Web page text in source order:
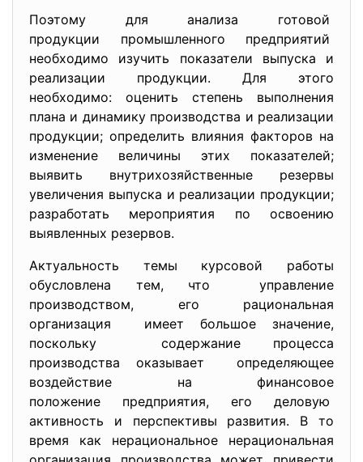
Поэтому для анализа готовой
продукции промышленного предприятий
необходимо изучить показатели выпуска и
реализации продукции. Для этого
необходимо: оценить степень выполнения
плана и динамику производства и реализации
продукции; определить влияния факторов на
изменение величины этих показателей;
выявить внутрихозяйственные резервы
увеличения выпуска и реализации продукции;
разработать мероприятия по освоению
выявленных резервов.
Актуальность темы курсовой работы
обусловлена тем, что управление
производством, его рациональная
организация имеет большое значение,
поскольку содержание процесса
производства оказывает определяющее
воздействие на финансовое
положение предприятия, его деловую
активность и перспективы развития. В то
время как нерациональное нерациональная